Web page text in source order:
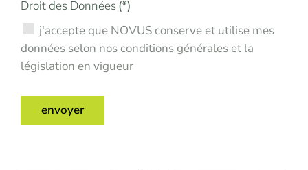
Droit des Données(*)
données selon nos conditions générales et la
législation en vigueur
envoyer